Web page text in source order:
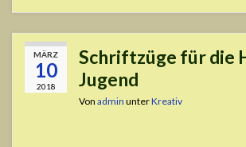
MÄRZ
10
2018
Schriftzüge für die
Jugend
Von admin unterKreativ